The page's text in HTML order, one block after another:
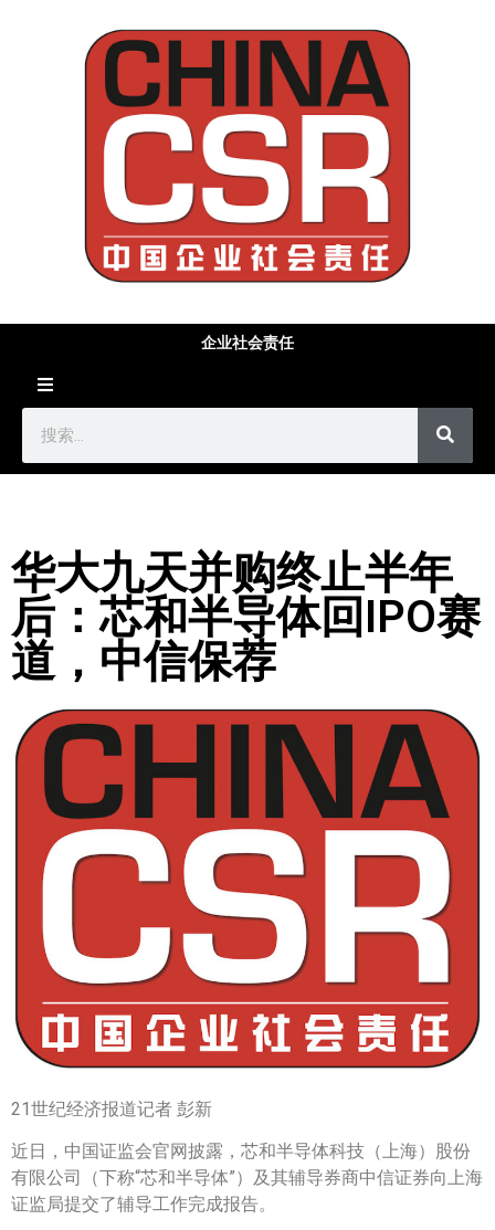
企业社会责任
华大九天并购终止半年
后：芯和半导体回IPO赛
道，中信保荐
21世纪经济报道记者 彭新
近日，中国证监会官网披露，芯和半导体科技（上海）股份
有限公司（下称“芯和半导体”）及其辅导券商中信证券向上海
证监局提交了辅导工作完成报告。